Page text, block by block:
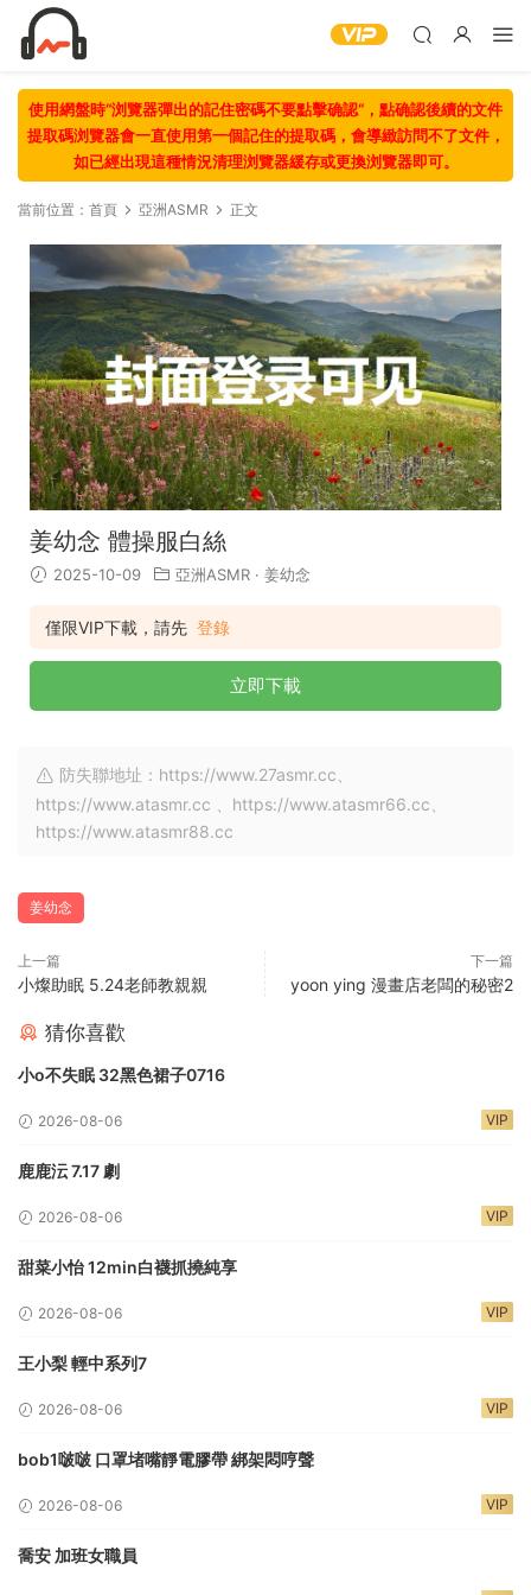
使用網盤時“浏覽器彈出的記住密碼不要點擊确認“，點确認後續的文件
提取碼浏覽器會一直使用第一個記住的提取碼，會導緻訪問不了文件，
如已經出現這種情況清理浏覽器緩存或更換浏覽器即可。
當前位置： 首頁 亞洲ASMR 正文
姜幼念 體操服白絲
2025-10-09 亞洲ASMR · 姜幼念
僅限VIP下載，請先 登錄
立即下載
防失聯地址：https://www.27asmr.cc、
https://www.atasmr.cc 、https://www.atasmr66.cc、
https://www.atasmr88.cc
姜幼念
上一篇
小燦助眠 5.24老師教親親
下一篇
yoon ying 漫畫店老闆的秘密2
猜你喜歡
小o不失眠 32黑色裙子0716
2026-08-06 VIP
鹿鹿沄 7.17 劇
2026-08-06 VIP
甜菜小怡 12min白襪抓撓純享
2026-08-06 VIP
王小梨 輕中系列7
2026-08-06 VIP
bob1啵啵 口罩堵嘴靜電膠帶 綁架悶哼聲
2026-08-06 VIP
喬安 加班女職員